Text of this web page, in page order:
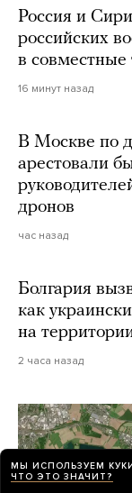
Россия и
российских
в
16 минут назад
В Москве по
арестовали
дронов
час назад
Болгария
как
на
2 часа назад
МЫ ИСПОЛЬЗУЕМ
ЧТО ЭТО ЗНАЧИТ?